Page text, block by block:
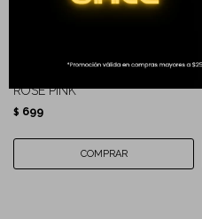
CARTUCHERA DOBLE CIERRE
ROSE PINK
$ 699